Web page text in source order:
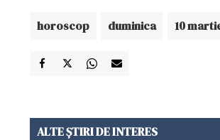
horoscop duminica 10
ALTE ȘTIRI DE INTERES